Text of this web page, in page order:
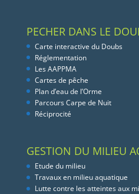
PECHER DANS LE
Carte interactive du Doubs
Réglementation
Les AAPPMA
Cartes de pêche
Plan d’eau de l’Orme
Parcours Carpe de Nuit
Réciprocité
GESTION DU MILIEU
Etude du milieu
Travaux en milieu aquatique
Lutte contre les atteintes aux